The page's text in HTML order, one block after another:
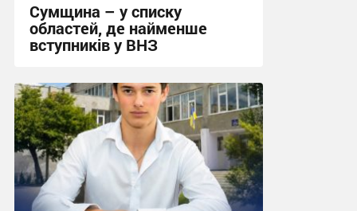
Сумщина – у списку
областей, де найменше
вступників у ВНЗ
09:17, 29.07.2026